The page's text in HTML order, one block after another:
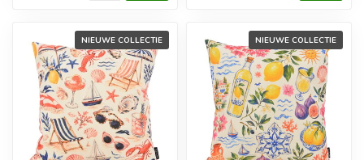
NIEUWE COLLECTIE NIEUWE COLLECTIE